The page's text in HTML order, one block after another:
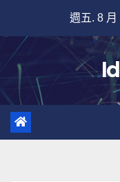
content
週五. 8